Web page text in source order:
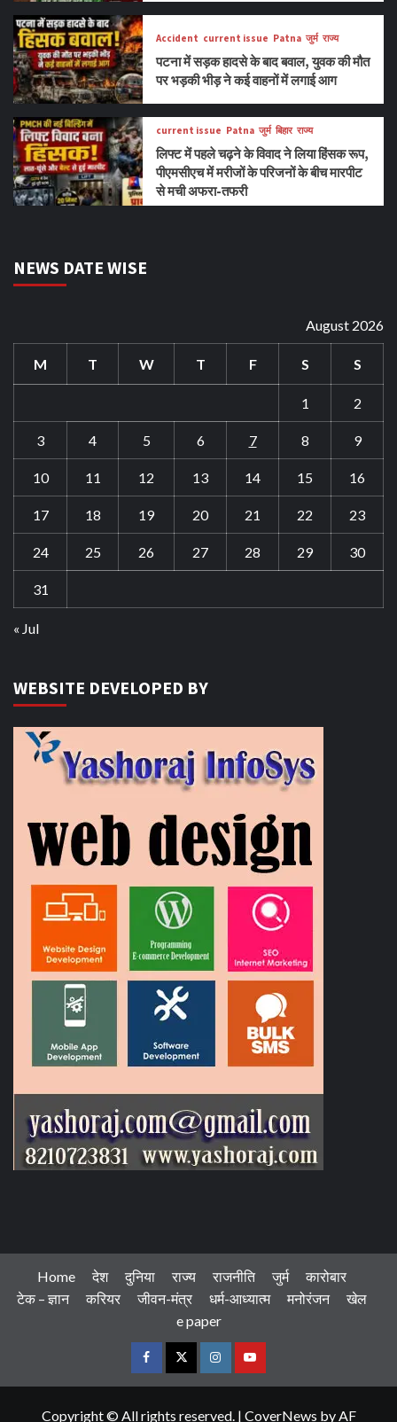
Accident current issue Patna जुर्म राज्य
पटना में सड़क हादसे के बाद बवाल, युवक की मौत
पर भड़की भीड़ ने कई वाहनों में लगाई आग
current issue Patna जुर्म बिहार राज्य
लिफ्ट में पहले चढ़ने के विवाद ने लिया हिंसक रूप,
पीएमसीएच में मरीजों के परिजनों के बीच मारपीट
से मची अफरा-तफरी
NEWS DATE WISE
August 2026
M T W T F S S
1 2
3 4 5 6 7 8 9
10 11 12 13 14 15 16
17 18 19 20 21 22 23
24 25 26 27 28 29 30
31
« Jul
WEBSITE DEVELOPED BY
Home देश दुनिया राज्य राजनीति जुर्म
कारोबार
टेक – ज्ञान
करियर जीवन-मंत्र धर्म-आध्यात्म मनोरंजन
खेल
e paper
FacebookTwitterInstagramYoutube
Copyright © All rights reserved. | CoverNews by AF